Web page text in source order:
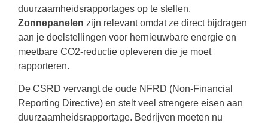
duurzaamheidsrapportages op te stellen.
Zonnepanelen zijn relevant omdat ze direct bijdragen
aan je doelstellingen voor hernieuwbare energie en
meetbare CO2-reductie opleveren die je moet
rapporteren.
De CSRD vervangt de oude NFRD (Non-Financial
Reporting Directive) en stelt veel strengere eisen aan
duurzaamheidsrapportage. Bedrijven moeten nu